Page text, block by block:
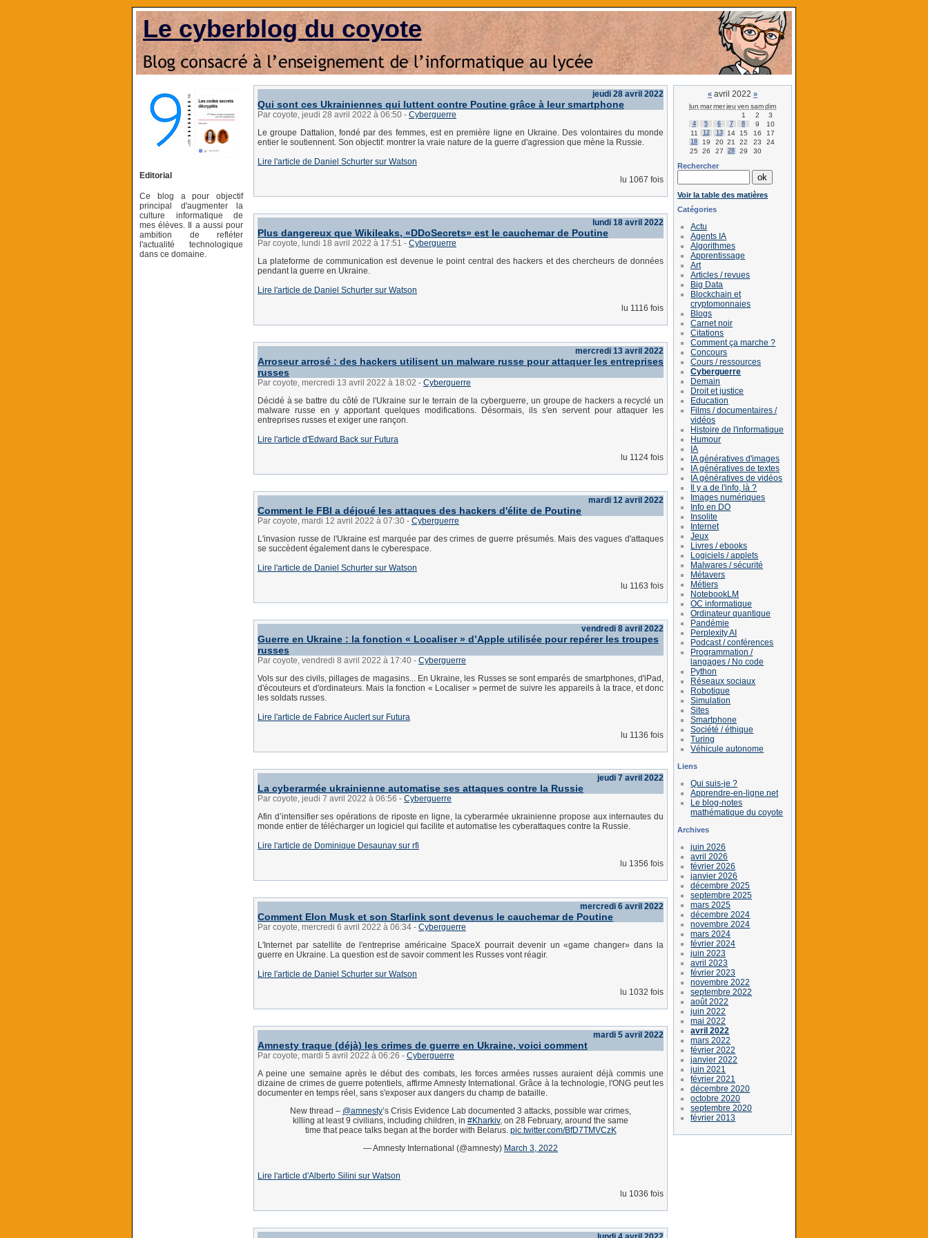
Le cyberblog du coyote
Editorial
Ce blog a pour objectif
principal d'augmenter la
culture informatique de
mes élèves. Il a aussi pour
ambition de refléter
l'actualité technologique
dans ce domaine.
jeudi 28 avril 2022
Qui sont ces Ukrainiennes qui luttent contre Poutine grâce à leur smartphone
Par coyote, jeudi 28 avril 2022 à 06:50 - Cyberguerre
Le groupe Dattalion, fondé par des femmes, est en première ligne en Ukraine. Des volontaires du monde
entier le soutiennent. Son objectif: montrer la vraie nature de la guerre d'agression que mène la Russie.
Lire l'article de Daniel Schurter sur Watson
lu 1067 fois
lundi 18 avril 2022
Plus dangereux que Wikileaks, «DDoSecrets» est le cauchemar de Poutine
Par coyote, lundi 18 avril 2022 à 17:51 - Cyberguerre
La plateforme de communication est devenue le point central des hackers et des chercheurs de données
pendant la guerre en Ukraine.
Lire l'article de Daniel Schurter sur Watson
lu 1116 fois
mercredi 13 avril 2022
Arroseur arrosé : des hackers utilisent un malware russe pour attaquer les entreprises
russes
Par coyote, mercredi 13 avril 2022 à 18:02 - Cyberguerre
Décidé à se battre du côté de l'Ukraine sur le terrain de la cyberguerre, un groupe de hackers a recyclé un
malware russe en y apportant quelques modifications. Désormais, ils s'en servent pour attaquer les
entreprises russes et exiger une rançon.
Lire l'article d'Edward Back sur Futura
lu 1124 fois
mardi 12 avril 2022
Comment le FBI a déjoué les attaques des hackers d'élite de Poutine
Par coyote, mardi 12 avril 2022 à 07:30 - Cyberguerre
L'invasion russe de l'Ukraine est marquée par des crimes de guerre présumés. Mais des vagues d'attaques
se succèdent également dans le cyberespace.
Lire l'article de Daniel Schurter sur Watson
lu 1163 fois
vendredi 8 avril 2022
Guerre en Ukraine : la fonction « Localiser » d’Apple utilisée pour repérer les troupes
russes
Par coyote, vendredi 8 avril 2022 à 17:40 - Cyberguerre
Vols sur des civils, pillages de magasins... En Ukraine, les Russes se sont emparés de smartphones, d'iPad,
d'écouteurs et d'ordinateurs. Mais la fonction « Localiser » permet de suivre les appareils à la trace, et donc
les soldats russes.
Lire l'article de Fabrice Auclert sur Futura
lu 1136 fois
jeudi 7 avril 2022
La cyberarmée ukrainienne automatise ses attaques contre la Russie
Par coyote, jeudi 7 avril 2022 à 06:56 - Cyberguerre
Afin d’intensifier ses opérations de riposte en ligne, la cyberarmée ukrainienne propose aux internautes du
monde entier de télécharger un logiciel qui facilite et automatise les cyberattaques contre la Russie.
Lire l'article de Dominique Desaunay sur rfi
lu 1356 fois
mercredi 6 avril 2022
Comment Elon Musk et son Starlink sont devenus le cauchemar de Poutine
Par coyote, mercredi 6 avril 2022 à 06:34 - Cyberguerre
L'Internet par satellite de l'entreprise américaine SpaceX pourrait devenir un «game changer» dans la
guerre en Ukraine. La question est de savoir comment les Russes vont réagir.
Lire l'article de Daniel Schurter sur Watson
lu 1032 fois
mardi 5 avril 2022
Amnesty traque (déjà) les crimes de guerre en Ukraine, voici comment
Par coyote, mardi 5 avril 2022 à 06:26 - Cyberguerre
A peine une semaine après le début des combats, les forces armées russes auraient déjà commis une
dizaine de crimes de guerre potentiels, affirme Amnesty International. Grâce à la technologie, l'ONG peut les
documenter en temps réel, sans s'exposer aux dangers du champ de bataille.
New thread – @amnesty’s Crisis Evidence Lab documented 3 attacks, possible war crimes,
killing at least 9 civilians, including children, in #Kharkiv, on 28 February, around the same
time that peace talks began at the border with Belarus. pic.twitter.com/BfD7TMVCzK
— Amnesty International (@amnesty) March 3, 2022
Lire l'article d'Alberto Silini sur Watson
lu 1036 fois
« avril 2022 »
lun marmerjeu ven samdim
1
2 3
4 5 6 7 8 9
10
11
12 13 14 15 16 17
18 19 20 21 22 23
24
25
26 27 28 29 30
Rechercher
Voir la table des matières
Catégories
Actu
Agents IA
Algorithmes
Apprentissage
Art
Articles / revues
Big Data
Blockchain et
cryptomonnaies
Blogs
Carnet noir
Citations
Comment ça marche ?
Concours
Cours / ressources
Cyberguerre
Demain
Droit et justice
Education
Films / documentaires /
vidéos
Histoire de l'informatique
Humour
IA
IA génératives d'images
IA génératives de textes
IA génératives de vidéos
Il y a de l'info, là ?
Images numériques
Info en DO
Insolite
Internet
Jeux
Livres / ebooks
Logiciels / applets
Malwares / sécurité
Métavers
Métiers
NotebookLM
OC informatique
Ordinateur quantique
Pandémie
Perplexity AI
Podcast / conférences
Programmation /
langages / No code
Python
Réseaux sociaux
Robotique
Simulation
Sites
Smartphone
Société / éthique
Turing
Véhicule autonome
Liens
Qui suis-je ?
Apprendre-en-ligne.net
Le blog-notes
mathématique du coyote
Archives
juin 2026
avril 2026
février 2026
janvier 2026
décembre 2025
septembre 2025
mars 2025
décembre 2024
novembre 2024
mars 2024
février 2024
juin 2023
avril 2023
février 2023
novembre 2022
septembre 2022
août 2022
juin 2022
mai 2022
avril 2022
mars 2022
février 2022
janvier 2022
juin 2021
février 2021
décembre 2020
octobre 2020
septembre 2020
février 2013